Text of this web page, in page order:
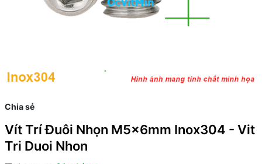
Chia sẻ
Vít Trí Đuôi Nhọn M5x6mm Inox304 - Vit
Tri Duoi Nhon